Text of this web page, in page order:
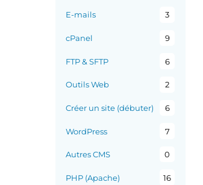
E-mails 3
cPanel 9
FTP & SFTP 6
Outils Web 2
Créer un site (débuter) 6
WordPress 7
Autres CMS 0
PHP (Apache) 16